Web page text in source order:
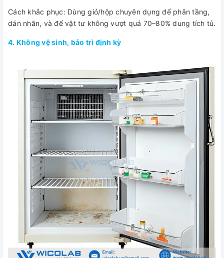
Cách khắc phục: Dùng giỏ/hộp chuyên dụng để phân tầng,
dán nhãn, và để vật tư không vượt quá 70–80% dung tích tủ.
4. Không vệ sinh, bảo trì định kỳ